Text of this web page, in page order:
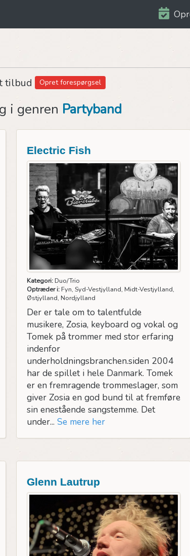
tilbud Opret forespørgsel
i genren Partyband
Electric Fish
Kategori:Duo/Trio
Optræder i:Fyn, Syd-Vestjylland, Midt-Vestjylland,
Østjylland, Nordjylland
Der er tale om to talentfulde
musikere, Zosia, keyboard og vokal og
Tomek på trommer med stor erfaring
indenfor
underholdningsbranchen.siden 2004
har de spillet i hele Danmark. Tomek
er en fremragende trommeslager, som
giver Zosia en god bund til at fremføre
sin enestående sangstemme. Det
under... Se mere her
Glenn Lautrup